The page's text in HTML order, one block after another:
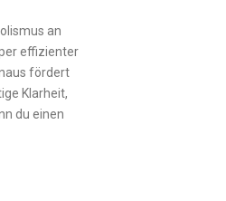
an
effizienter
fördert
Klarheit,
du einen